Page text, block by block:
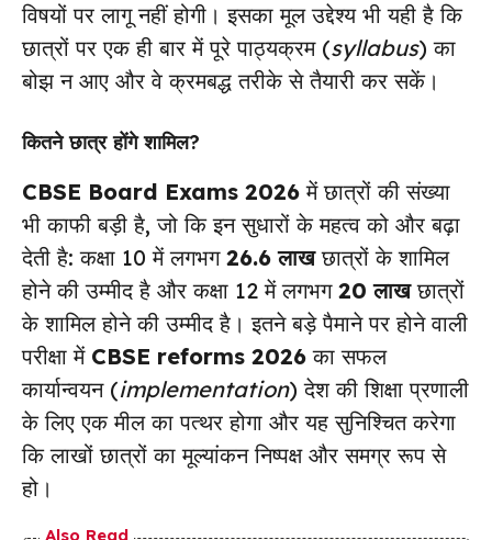
विषयों पर लागू नहीं होगी। इसका मूल उद्देश्य भी यही है कि
छात्रों पर एक ही बार में पूरे पाठ्यक्रम (syllabus) का
बोझ न आए और वे क्रमबद्ध तरीके से तैयारी कर सकें।
कितने छात्र होंगे शामिल?
CBSE Board Exams 2026 में छात्रों की संख्या
भी काफी बड़ी है, जो कि इन सुधारों के महत्व को और बढ़ा
देती है: कक्षा 10 में लगभग 26.6 लाखछात्रों के शामिल
होने की उम्मीद है और कक्षा 12 में लगभग 20 लाखछात्रों
के शामिल होने की उम्मीद है। इतने बड़े पैमाने पर होने वाली
परीक्षा में CBSE reforms 2026 का सफल
कार्यान्वयन (implementation) देश की शिक्षा प्रणाली
के लिए एक मील का पत्थर होगा और यह सुनिश्चित करेगा
कि लाखों छात्रों का मूल्यांकन निष्पक्ष और समग्र रूप से
हो।
Also Read